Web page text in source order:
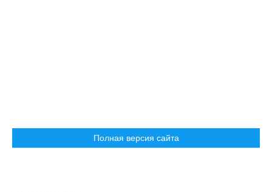
Полная версия сайта